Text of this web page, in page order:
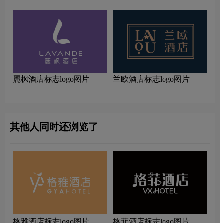
麗枫酒店标志logo图片 兰欧酒店标志logo图片
其他人同时还浏览了
格雅酒店标志logo图片 格菲酒店标志logo图片